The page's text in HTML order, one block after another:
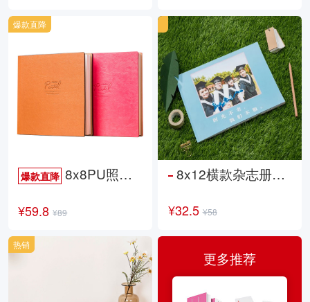
爆款直降 8x8PU照片书NewLife
¥59.8 ¥89
爆款直降
8x12横款杂志册26p
¥32.5 ¥58
热销
更多推荐